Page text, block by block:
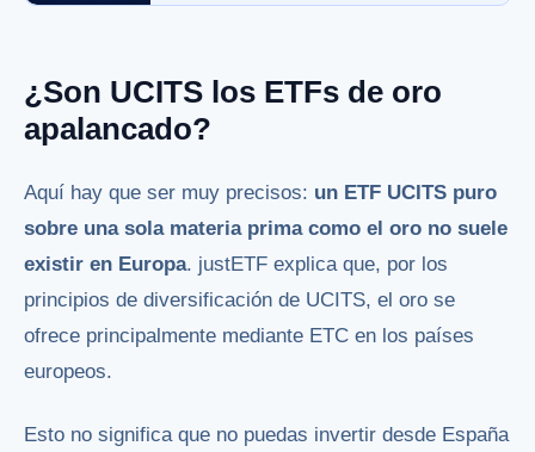
¿Son UCITS los ETFs de oro
apalancado?
Aquí hay que ser muy precisos: un ETF UCITS puro
sobre una sola materia prima como el oro no suele
existir en Europa. justETF explica que, por los
principios de diversificación de UCITS, el oro se
ofrece principalmente mediante ETC en los países
europeos.
Esto no significa que no puedas invertir desde España